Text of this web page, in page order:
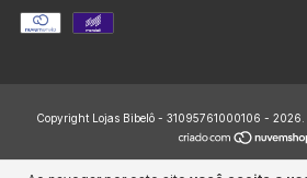
Copyright Lojas Bibelô - 31095761000106 - 2026.